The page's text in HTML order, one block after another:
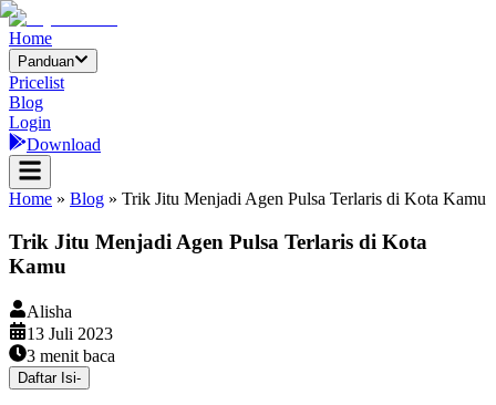
Home
Panduan
Pricelist
Blog
Login
Download
Home » Blog » Trik Jitu Menjadi Agen Pulsa Terlaris di Kota Kamu
Trik Jitu Menjadi Agen Pulsa Terlaris di Kota
Kamu
Alisha
13 Juli 2023
3 menit baca
Daftar Isi-